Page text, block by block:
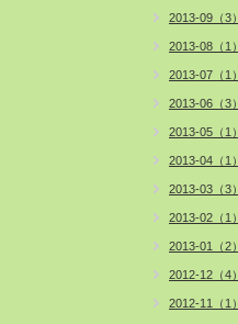
2013-09（3）
2013-08（1）
2013-07（1）
2013-06（3）
2013-05（1）
2013-04（1）
2013-03（3）
2013-02（1）
2013-01（2）
2012-12（4）
2012-11（1）